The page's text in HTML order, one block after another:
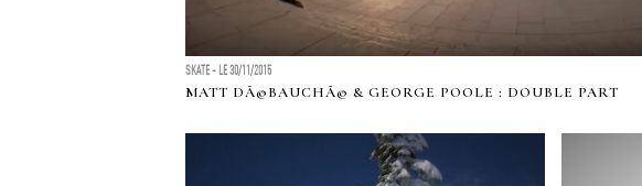
SKATE - LE 30/11/2015
MATT DÃ©BAUCHÃ© & GEORGE POOLE : DOUBLE PART